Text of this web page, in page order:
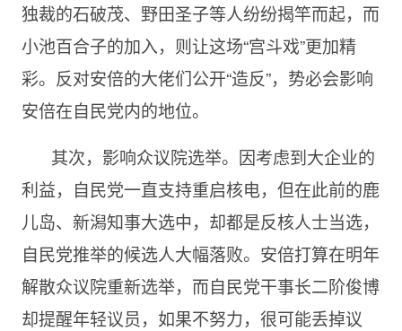
独裁的石破茂、野田圣子等人纷纷揭竿而起，而
小池百合子的加入，则让这场“宫斗戏”更加精
彩。反对安倍的大佬们公开“造反”，势必会影响
安倍在自民党内的地位。
其次，影响众议院选举。因考虑到大企业的
利益，自民党一直支持重启核电，但在此前的鹿
儿岛、新潟知事大选中，却都是反核人士当选，
自民党推举的候选人大幅落败。安倍打算在明年
解散众议院重新选举，而自民党干事长二阶俊博
却提醒年轻议员，如果不努力，很可能丢掉议